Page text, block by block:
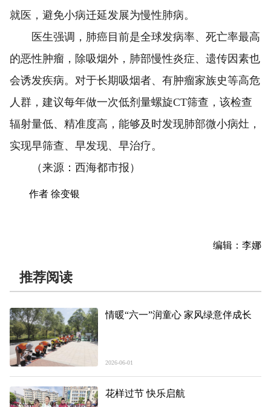
就医，避免小病迁延发展为慢性肺病。
医生强调，肺癌目前是全球发病率、死亡率最高
的恶性肿瘤，除吸烟外，肺部慢性炎症、遗传因素也
会诱发疾病。对于长期吸烟者、有肿瘤家族史等高危
人群，建议每年做一次低剂量螺旋CT筛查，该检查
辐射量低、精准度高，能够及时发现肺部微小病灶，
实现早筛查、早发现、早治疗。
（来源：西海都市报）
作者 徐变银
编辑：李娜
推荐阅读
情暖“六一”润童心 家风绿意伴成长
2026-06-01
花样过节 快乐启航